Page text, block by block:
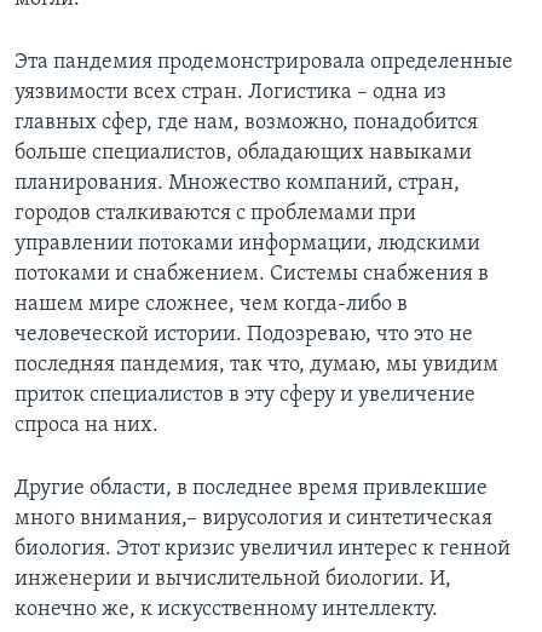
Эта пандемия продемонстрировала определенные
уязвимости всех стран. Логистика – одна из
главных сфер, где нам, возможно, понадобится
больше специалистов, обладающих навыками
планирования. Множество компаний, стран,
городов сталкиваются с проблемами при
управлении потоками информации, людскими
потоками и снабжением. Системы снабжения в
нашем мире сложнее, чем когда-либо в
человеческой истории. Подозреваю, что это не
последняя пандемия, так что, думаю, мы увидим
приток специалистов в эту сферу и увеличение
спроса на них.
Другие области, в последнее время привлекшие
много внимания,– вирусология и синтетическая
биология. Этот кризис увеличил интерес к генной
инженерии и вычислительной биологии. И,
конечно же, к искусственному интеллекту.